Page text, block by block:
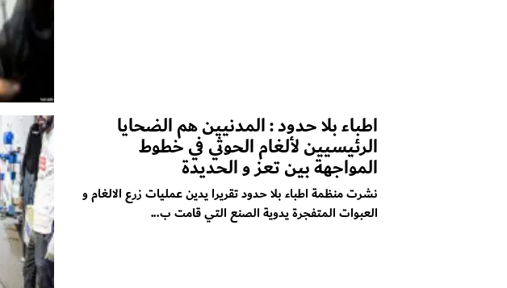
اطباء بلا حدود : المدنيين هم الضحايا
الرئيسيين لألغام الحوثي في خطوط
المواجهة بين تعز و الحديدة
نشرت منظمة اطباء بلا حدود تقريرا يدين عمليات زرع الالغام و
العبوات المتفجرة يدوية الصنع التي قامت ب...